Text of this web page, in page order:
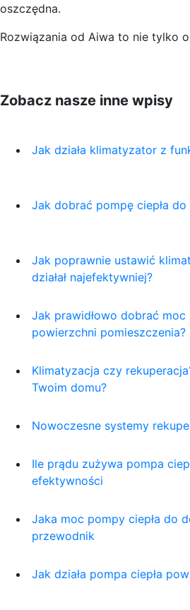
oszczędna.
Rozwiązania od Aiwa to nie tylko
Zobacz nasze inne wpisy
Jak działa klimatyzator z
Jak dobrać pompę ciepła do
Jak poprawnie ustawić
działał najefektywniej?
Jak prawidłowo dobrać
powierzchni pomieszczenia?
Klimatyzacja czy
Twoim domu?
Nowoczesne systemy
Ile prądu zużywa pompa
efektywności
Jaka moc pompy ciepła do
przewodnik
Jak działa pompa ciepła